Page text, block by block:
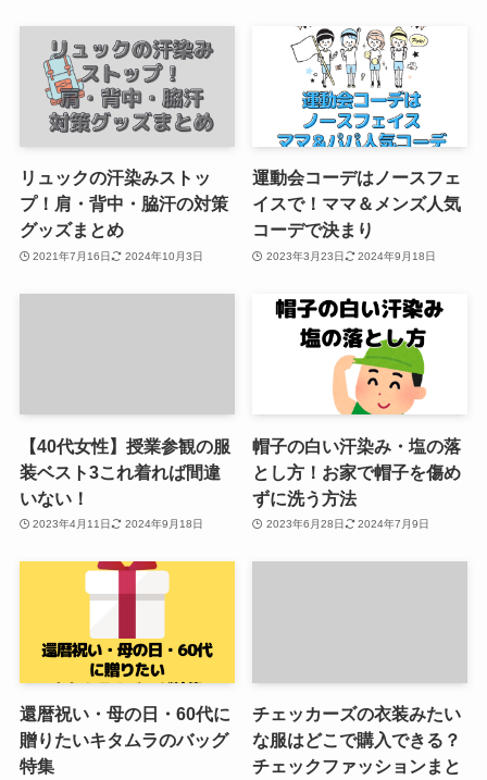
リュックの汗染みストッ
プ！肩・背中・脇汗の対策
グッズまとめ
2021年7月16日 2024年10月3日
運動会コーデはノースフェ
イスで！ママ＆メンズ人気
コーデで決まり
2023年3月23日 2024年9月18日
【40代女性】授業参観の服
装ベスト3これ着れば間違
いない！
2023年4月11日 2024年9月18日
帽子の白い汗染み・塩の落
とし方！お家で帽子を傷め
ずに洗う方法
2023年6月28日 2024年7月9日
還暦祝い・母の日・60代に
贈りたいキタムラのバッグ
特集
チェッカーズの衣装みたい
な服はどこで購入できる？
チェックファッションまと